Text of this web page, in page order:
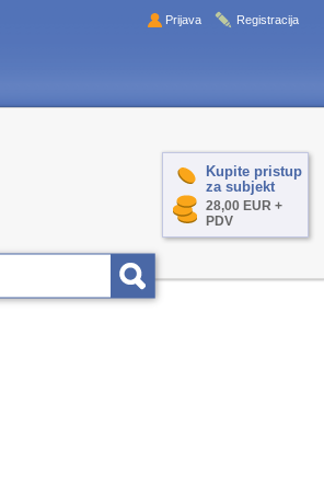
Prijava Registracija
Kupite pristup
za subjekt
28,00 EUR +
PDV